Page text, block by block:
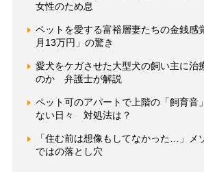
女性のため息
ペットを愛する富裕層妻たちの金銭
月13万円」の驚き
愛犬をケガさせた大型犬の飼い主に治
のか 弁護士が解説
ペット可のアパートで上階の「飼育音
ない日々 対処法は？
「住む前は想像もしてなかった…」メ
ではの落とし穴